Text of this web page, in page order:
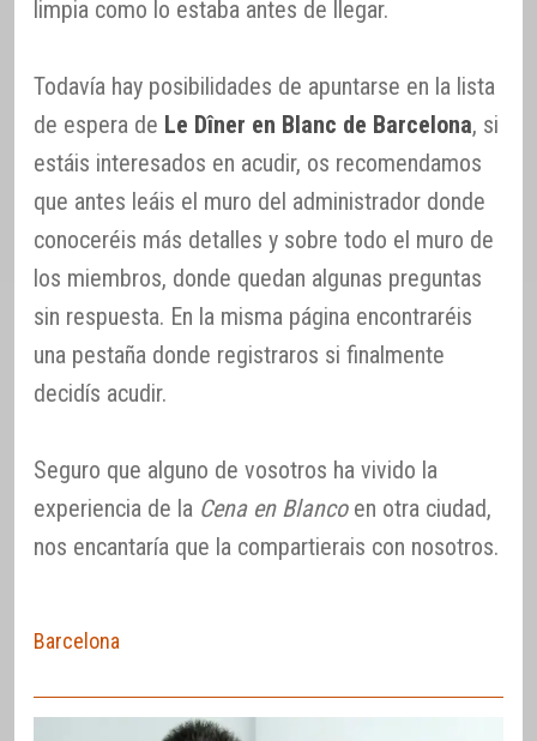
limpia como lo estaba antes de llegar.
Todavía hay posibilidades de apuntarse en la lista
de espera de Le Dîner en Blanc de Barcelona, si
estáis interesados en acudir, os recomendamos
que antes leáis el muro del administrador donde
conoceréis más detalles y sobre todo el muro de
los miembros, donde quedan algunas preguntas
sin respuesta. En la misma página encontraréis
una pestaña donde registraros si finalmente
decidís acudir.
Seguro que alguno de vosotros ha vivido la
experiencia de la Cena en Blancoen otra ciudad,
nos encantaría que la compartierais con nosotros.
Barcelona